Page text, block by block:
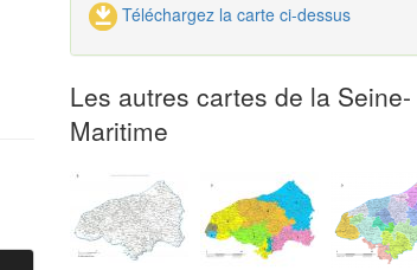
Téléchargez la carte ci-dessus
Les autres cartes de la Seine-
Maritime